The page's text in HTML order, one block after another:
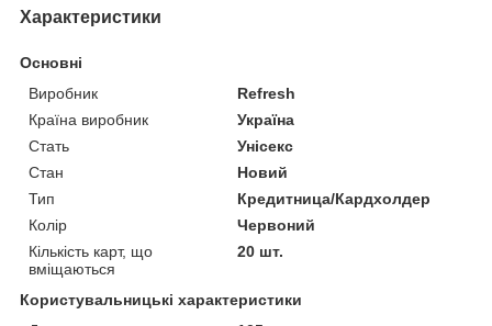
Характеристики
Основні
Виробник
Refresh
Країна виробник
Україна
Стать
Унісекс
Стан
Новий
Тип
Кредитница/Кардхолдер
Колір
Червоний
Кількість карт, що
вміщаються
20 шт.
Користувальницькі характеристики